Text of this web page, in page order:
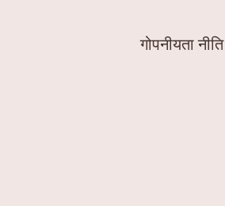
गोपनीयता नीति